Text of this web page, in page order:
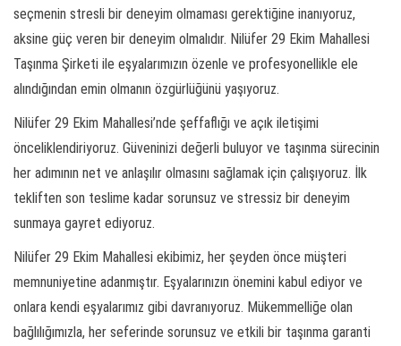
seçmenin stresli bir deneyim olmaması gerektiğine inanıyoruz,
aksine güç veren bir deneyim olmalıdır. Nilüfer 29 Ekim Mahallesi
Taşınma Şirketi ile eşyalarımızın özenle ve profesyonellikle ele
alındığından emin olmanın özgürlüğünü yaşıyoruz.
Nilüfer 29 Ekim Mahallesi’nde şeffaflığı ve açık iletişimi
önceliklendiriyoruz. Güveninizi değerli buluyor ve taşınma sürecinin
her adımının net ve anlaşılır olmasını sağlamak için çalışıyoruz. İlk
tekliften son teslime kadar sorunsuz ve stressiz bir deneyim
sunmaya gayret ediyoruz.
Nilüfer 29 Ekim Mahallesi ekibimiz, her şeyden önce müşteri
memnuniyetine adanmıştır. Eşyalarınızın önemini kabul ediyor ve
onlara kendi eşyalarımız gibi davranıyoruz. Mükemmelliğe olan
bağlılığımızla, her seferinde sorunsuz ve etkili bir taşınma garanti